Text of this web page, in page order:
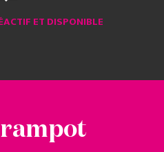
ET DISPONIBLE